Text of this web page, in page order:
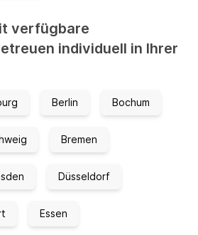
verfügbare
individuell in Ihrer
Berlin Bochum
Bremen
Düsseldorf
Essen